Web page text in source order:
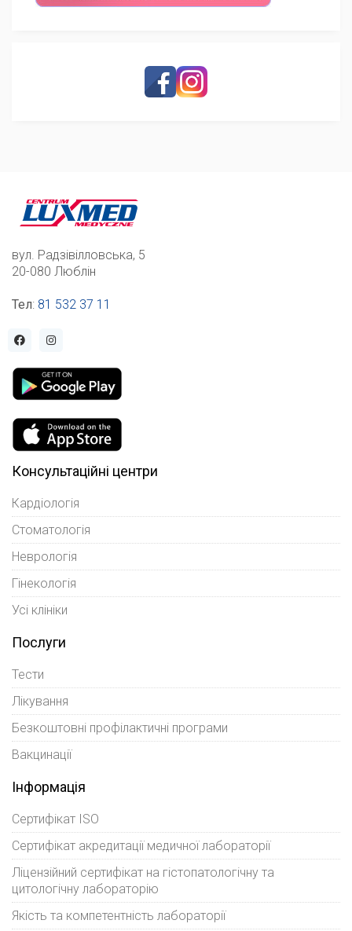
вул. Радзівілловська, 5
20-080 Люблін
Тел: 81 532 37 11
Консультаційні центри
Кардіологія
Стоматологія
Неврологія
Гінекологія
Усі клініки
Послуги
Тести
Лікування
Безкоштовні профілактичні програми
Вакцинації
Інформація
Сертифікат ISO
Сертифікат акредитації медичної лабораторії
Ліцензійний сертифікат на гістопатологічну та
цитологічну лабораторію
Якість та компетентність лабораторії